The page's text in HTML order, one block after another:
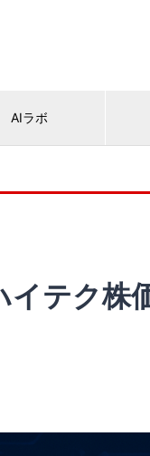
AIラボ
イテク株